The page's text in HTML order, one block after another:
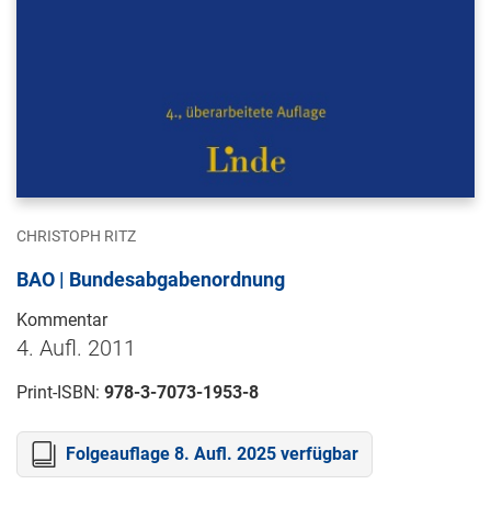
CHRISTOPH RITZ
BAO | Bundesabgabenordnung
Kommentar
4. Aufl. 2011
Print-ISBN: 978-3-7073-1953-8
Folgeauflage 8. Aufl. 2025 verfügbar